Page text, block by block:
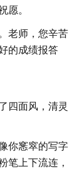
愿。
老师，您辛苦
的成绩报答
四面风，清灵
你窸窣的写字
笔上下流连，